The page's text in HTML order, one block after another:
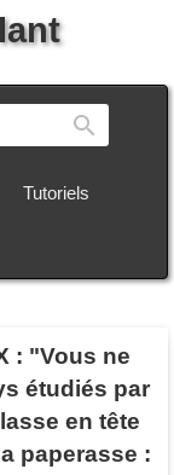
Tutoriels
: "Vous ne
étudiés par
en tête
paperasse :